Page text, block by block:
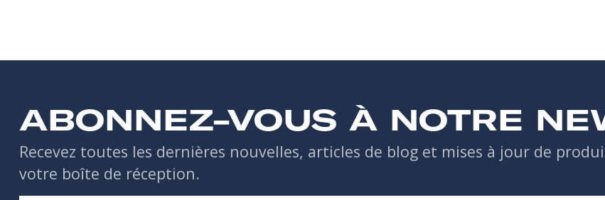
ABONNEZ-VOUS À NOTRE
Recevez toutes les dernières nouvelles, articles de blog et mises à jour de
votre boîte de réception.